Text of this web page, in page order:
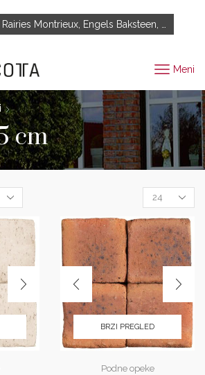
Meni
cm
Products
per
page
BRZI PREGLED
Podne opeke